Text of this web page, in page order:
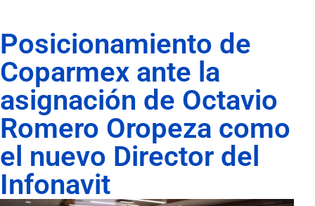
Posicionamiento de
Coparmex ante la
asignación de Octavio
Romero Oropeza como
el nuevo Director del
Infonavit